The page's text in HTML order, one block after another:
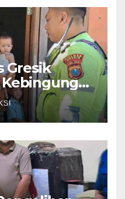
Gresik
Kebingungan
ke Rumah